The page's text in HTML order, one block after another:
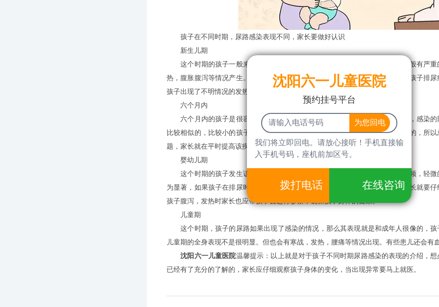
孩子在不同时期，尿路感染表现不同，家长要做好认识
新生儿期
这个时期的孩子一般来说发生该疾病是由于血行感染产生的，孩子的表现一般有严重
热，腹胀腹泻等情况产生。而且孩子还会有黄疸情况产生，通常来做这个时期的孩子排
孩子出现了不明情况的发热的情况应及时的带孩子去做尿常规检查。
六个月内
六个月内的孩子是很容易出现急性的疾病现象产生的，其表现和孩子的年龄，感染的
比较相似的，比较小的孩子全身表现会比较显著一些，排尿刺激的表现是不严重的，所
题，家长就在平时提高该疾病的警觉心。
婴幼儿期
这个时期的孩子发生该疾病，全身的表现是比较显著的，孩子会有腹泻，尿频，轻微
为显著，如果孩子在排尿时会有哭闹，或者是有比较顽固的尿布疹情况，那么家长就要
孩子腹泻，发热时家长也应带孩子去进行诊察，确保孩子身体的健康。
儿童期
这个时期，孩子的尿路如果出现了感染的情况，那么其表现就是和成年人很像的，孩
儿童期的全身表现不是很明显。但也会有寒战，发热，腰痛等情况出现。有些患儿还会有
沈阳六一儿童医院温馨提示：以上就是对于孩子不同时期尿路感染的表现的介绍，
已经有了充分的了解的，家长应仔细观察孩子身体的变化，当出现异常要马上就医。
沈阳六一儿童医院
预约挂号平台
我们将立即回电。请放心接听！手机直接输
入手机号码，座机前加区号。
拨打电话 在线咨询